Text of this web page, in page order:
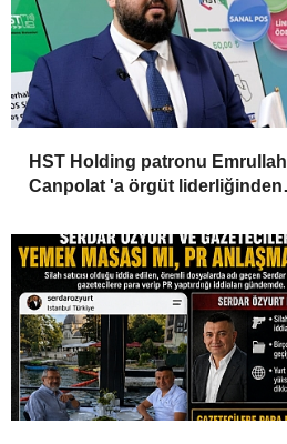
HST Holding patronu Emrullah
Canpolat 'a örgüt liderliğinden
malvarlığına el konuldu